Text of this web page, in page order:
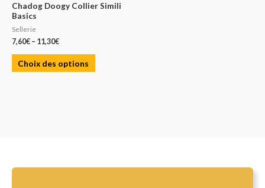
Chadog Doogy Collier Simili
Basics
Sellerie
7,60€ – 11,30€
Choix des options